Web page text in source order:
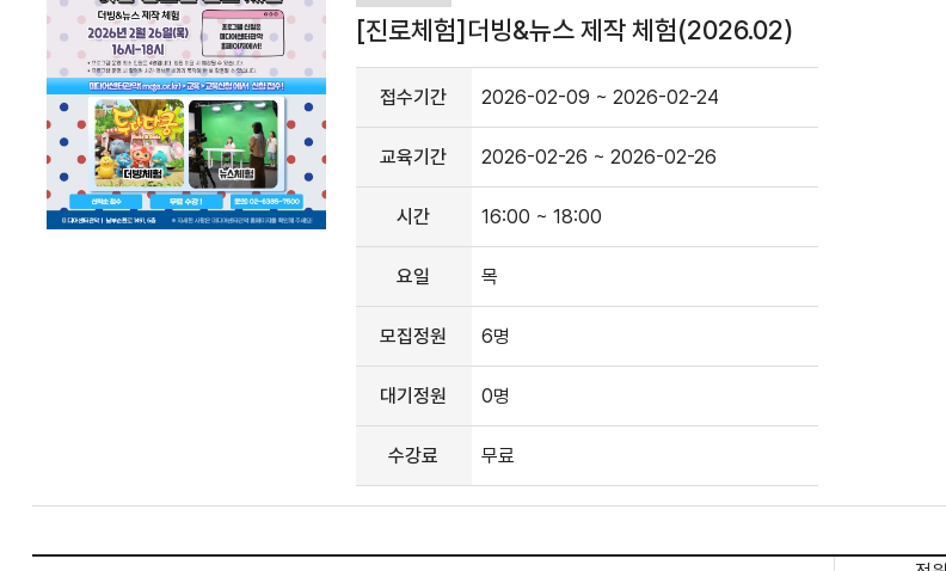
[진로체험]더빙&뉴스 제작 체험(2026.02)
접수기간 2026-02-09 ~ 2026-02-24
교육기간 2026-02-26 ~ 2026-02-26
시간 16:00 ~ 18:00
요일 목
모집정원 6명
대기정원 0명
수강료 무료